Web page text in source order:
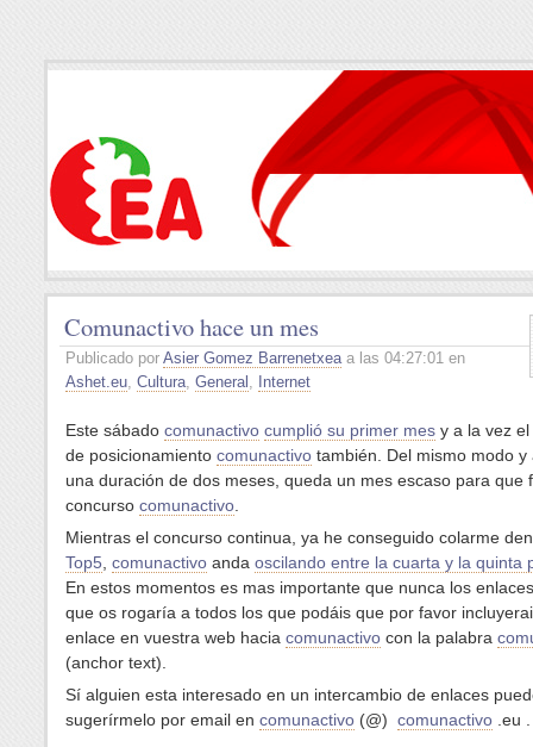
Comunactivo hace un mes
Publicado por Asier Gomez Barrenetxeaa las 04:27:01 en
Ashet.eu, Cultura, General , Internet
Este sábado comunactivo cumplió su primer mes y a la vez
de posicionamiento comunactivo también. Del mismo modo y
una duración de dos meses, queda un mes escaso para que
concurso comunactivo
Mientras el concurso continua, ya he conseguido colarme
Top5 comunactivo anda oscilando entre la cuarta y la quinta
En estos momentos es mas importante que nunca los
que os rogaría a todos los que podáis que por favor
enlace en vuestra web hacia comunactivo con la palabra
(anchor text).
Sí alguien esta interesado en un intercambio de enlaces
sugerírmelo por email en comunactivo (@) comunactivo .eu .